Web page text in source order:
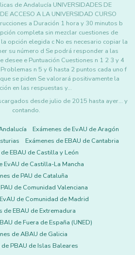
de Andalucía UNIVERSIDADES DE
ACCESO A LA UNIVERSIDAD CURSO
a Duración 1 hora y 30 minutos b
completa sin mezclar cuestiones de
opción elegida c No es necesario copiar la
su número d Se podrá responder a las
desee e Puntuación Cuestiones n 1 2 3 y 4
n 5 y 6 hasta 2 puntos cada uno f
se piden Se valorará positivamente la
en las respuestas y…
desde julio de 2015 hasta ayer... y
contando.
Exámenes de EvAU de Aragón
Exámenes de EBAU de Cantabria
EBAU de Castilla y León
EvAU de Castilla-La Mancha
de PAU de Cataluña
de Comunidad Valenciana
de Comunidad de Madrid
de EBAU de Extremadura
de Fuera de España (UNED)
de ABAU de Galicia
de PBAU de Islas Baleares